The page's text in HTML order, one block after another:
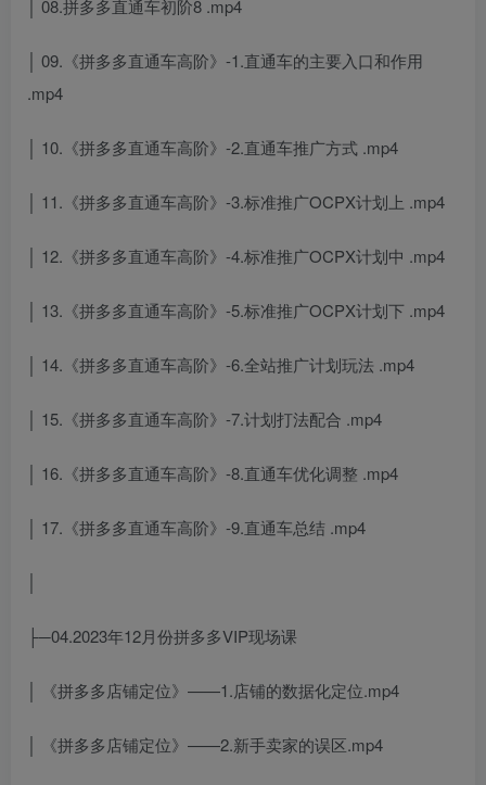
│ 08.拼多多直通车初阶8 .mp4
│ 09.《拼多多直通车高阶》-1.直通车的主要入口和作用
.mp4
│ 10.《拼多多直通车高阶》-2.直通车推广方式 .mp4
│ 11.《拼多多直通车高阶》-3.标准推广OCPX计划上 .mp4
│ 12.《拼多多直通车高阶》-4.标准推广OCPX计划中 .mp4
│ 13.《拼多多直通车高阶》-5.标准推广OCPX计划下 .mp4
│ 14.《拼多多直通车高阶》-6.全站推广计划玩法 .mp4
│ 15.《拼多多直通车高阶》-7.计划打法配合 .mp4
│ 16.《拼多多直通车高阶》-8.直通车优化调整 .mp4
│ 17.《拼多多直通车高阶》-9.直通车总结 .mp4
├─04.2023年12月份拼多多VIP现场课
│ 《拼多多店铺定位》——1.店铺的数据化定位.mp4
│ 《拼多多店铺定位》——2.新手卖家的误区.mp4